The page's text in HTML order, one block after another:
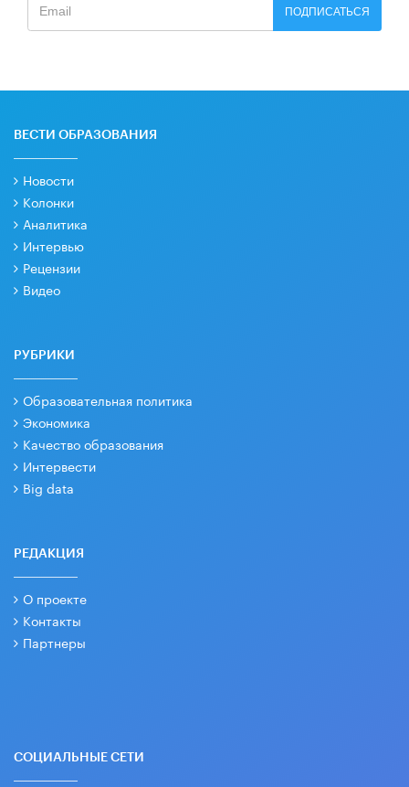
ПОДПИСАТЬСЯ
ВЕСТИ ОБРАЗОВАНИЯ
Новости
Колонки
Аналитика
Интервью
Рецензии
Видео
РУБРИКИ
Образовательная политика
Экономика
Качество образования
Интервести
Big data
РЕДАКЦИЯ
О проекте
Контакты
Партнеры
СОЦИАЛЬНЫЕ СЕТИ